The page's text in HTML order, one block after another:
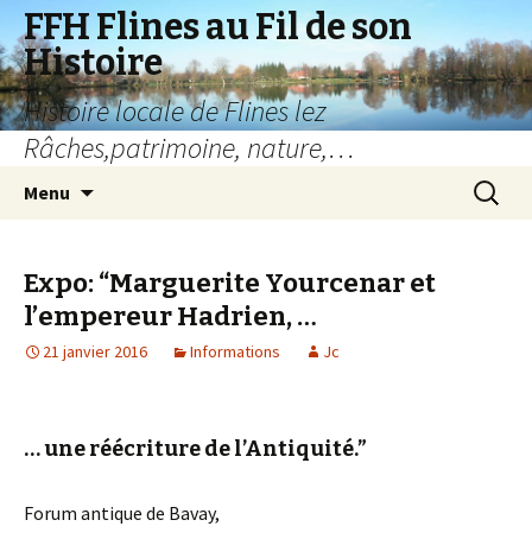
FFH Flines au Fil de son
Histoire
Histoire locale de Flines lez
Râches,patrimoine, nature,…
Menu
Expo: “Marguerite Yourcenar et
l’empereur Hadrien, …
21 janvier 2016 Informations Jc
… une réécriture de l’Antiquité.”
Forum antique de Bavay,